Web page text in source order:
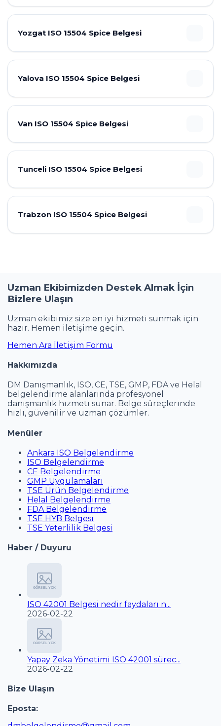
Yozgat ISO 15504 Spice Belgesi
Yalova ISO 15504 Spice Belgesi
Van ISO 15504 Spice Belgesi
Tunceli ISO 15504 Spice Belgesi
Trabzon ISO 15504 Spice Belgesi
Uzman Ekibimizden Destek Almak İçin
Bizlere Ulaşın
Uzman ekibimiz size en iyi hizmeti sunmak için
hazır. Hemen iletişime geçin.
Hemen Ara İletişim Formu
Hakkımızda
DM Danışmanlık, ISO, CE, TSE, GMP, FDA ve Helal
belgelendirme alanlarında profesyonel
danışmanlık hizmeti sunar. Belge süreçlerinde
hızlı, güvenilir ve uzman çözümler.
Menüler
Ankara ISO Belgelendirme
ISO Belgelendirme
CE Belgelendirme
GMP Uygulamaları
TSE Ürün Belgelendirme
Helal Belgelendirme
FDA Belgelendirme
TSE HYB Belgesi
TSE Yeterlilik Belgesi
Haber / Duyuru
ISO 42001 Belgesi nedir faydaları n...
2026-02-22
Yapay Zeka Yönetimi ISO 42001 sürec...
2026-02-22
Bize Ulaşın
Eposta: